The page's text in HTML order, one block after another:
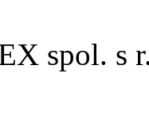
spol. s